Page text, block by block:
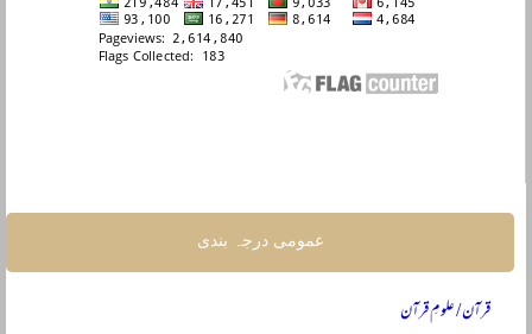
عمومی درجہ بندی
قرآن / علومِ قرآن